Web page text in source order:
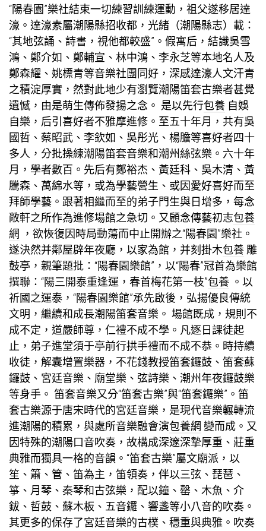
“陽春園”樂社結束一切練習訓練運動，祖父遂移居達
濠。達濠素屬潮陽縣招收都，光緒（潮陽縣志）載：
“其地弦誦、詩書，視他都較盛”。假寓后，結識吳雪
鴻、鄭介如、鄭輔宣、林中鴻、李永芝等本地名人及
鄭森耀、姚標青等音樂社團同好，深感達濠人文汗青
之積淀厚實，然對此地少有瀏覽潮陽笛套古樂者甚覺
遺憾，由是萌生傳佈發揚之念。 是以先行包養 自娛
自樂，后引喜好者不雅摩進修。至五十年月，共有吳
國哲、蔡昭武、李欽如、吳彤光、楊膽等喜好者四十
多人，分批操練潮陽笛套音樂和潮州絲弦樂。六十年
月，學者數百。先后有鄭裕杰、黃廷科、吳木清、黃
騰森、萬綿水等，或為學藝營生、或因愛好喜好而至
拜師學藝。跟著相繼而至的弟子門生與日增多，每念
敞軒之所作為進修場館之急切。又顧念傳藝初志包養
網 ，欲恢復因時局動蕩而中止開辦之“陽春園”樂社。
遂決然并鄰屋辟年夜廳，以家為館，并刻掛木包養 雕
鼓亭，親筆題批：“陽春園樂館”，以“陽春”冠首為樂館
撰聯：“陽三開泰重逢運，春首梅花第一枝”包養 。以
祈國之運泰，“陽春園樂館”承先啟後，弘揚優良傳統
文明，繼續和成長潮陽笛套音樂。 場館既成，規則不
成不定，道嚴師尊，仁禮不成不學。凡逐日課徒起
止，弟子進堂須于亭前行拱手禮而不成不恭。時持續
收徒，解囊增置樂器，不花錢教授笛套鑼鼓、笛套蘇
鑼鼓、宮廷音樂、廟堂樂、弦詩樂、潮州年夜鑼鼓樂
等身手。 笛套音樂又分“笛套古樂”與“笛套鑼樂”。笛
套古樂源于唐宋時代的宮廷音樂，是現代音樂輾轉流
進潮陽的積累，與處所音樂融會演包養網 變而成。又
因特殊的潮陽口音吹奏，故構成深邃深摯厚重、莊重
典雅而獨具一格的音韻。“笛套古樂”屬文廟派，以
笙、簫、管、笛為主，笛領奏，伴以三弦、琵琶、
箏、月琴、秦琴和古弦樂，配以鐘、罄、木魚、介
鈸、哲鼓、蘇木板、五音鑼、響盞等小八音的吹奏。
其更多的保存了宮廷音樂的古樸、穩重與典雅。吹奏